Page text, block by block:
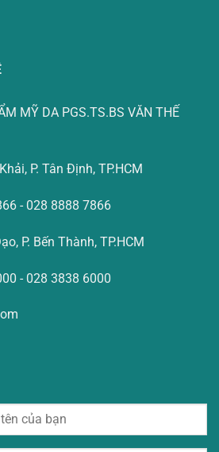
MỸ DA PGS.TS.BS VĂN THẾ
P. Tân Định, TP.HCM
- 028 8888 7866
P. Bến Thành, TP.HCM
- 028 3838 6000